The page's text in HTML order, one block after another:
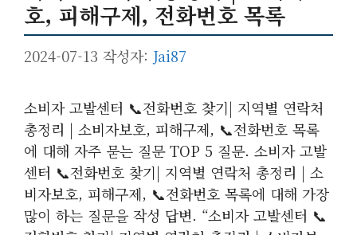
호, 피해구제, 전화번호 목록
2024-07-13 작성자: Jai87
소비자 고발센터 📞전화번호 찾기| 지역별 연락처
총정리 | 소비자보호, 피해구제, 📞전화번호 목록
에 대해 자주 묻는 질문 TOP 5 질문. 소비자 고발
센터 📞전화번호 찾기| 지역별 연락처 총정리 | 소
비자보호, 피해구제, 📞전화번호 목록에 대해 가장
많이 하는 질문을 작성 답변. “소비자 고발센터 📞